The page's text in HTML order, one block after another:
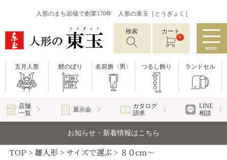
人形のまち岩槻で創業170年 人形の東玉［とうぎょく］
検索 カート
0
MENU
五月人形 鯉のぼり 名前旗〈男〉 つるし飾り ランドセル
店舗
一覧
展示会
カタログ
請求
LINE
相談
お知らせ・新着情報はこちら
TOP 雛人形 サイズで選ぶ ８０cm～